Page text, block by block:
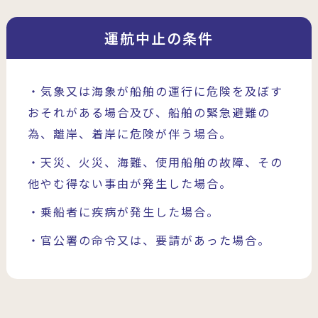
運航中止の条件
・気象又は海象が船舶の運行に危険を及ぼす
おそれがある場合及び、船舶の緊急避難の
為、離岸、着岸に危険が伴う場合。
・天災、火災、海難、使用船舶の故障、その
他やむ得ない事由が発生した場合。
・乗船者に疾病が発生した場合。
・官公署の命令又は、要請があった場合。